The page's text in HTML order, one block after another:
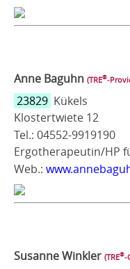
Anne Baguhn (TRE®
23829 Kükels
Klostertwiete 12
Tel.: 04552-9919190
Ergotherapeutin/HP
Web.:
Susanne Winkler (TRE®